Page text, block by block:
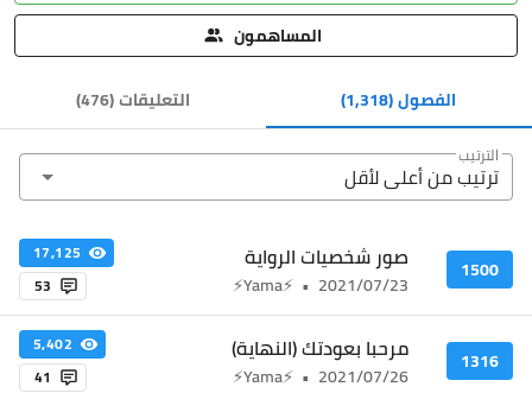
المساهمون
الفصول(1,318) التعليقات(
476
)
الترتيب
ترتيب من أعلى ﻷقل
1500 صور شخصيات الرواية
2021/07/23
•
⚡Yama⚡
17,125
53
1316 مرحبا بعودتك (النهاية)
2021/07/26
•
⚡Yama⚡
5,402
41